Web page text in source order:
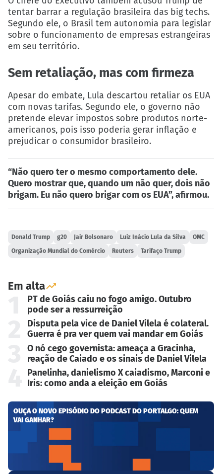
tentar barrar a regulação brasileira das big techs.
Segundo ele, o Brasil tem autonomia para legislar
sobre o funcionamento de empresas estrangeiras
em seu território.
Sem retaliação, mas com firmeza
Apesar do embate, Lula descartou retaliar os EUA
com novas tarifas. Segundo ele, o governo não
pretende elevar impostos sobre produtos norte-
americanos, pois isso poderia gerar inflação e
prejudicar o consumidor brasileiro.
“Não quero ter o mesmo comportamento dele.
Quero mostrar que, quando um não quer, dois não
brigam. Eu não quero brigar com os EUA”, afirmou.
Donald Trump g20 Jair Bolsonaro Luiz Inácio Lula da Silva OMC
Organização Mundial do Comércio Reuters Tarifaço Trump
Em alta
PT de Goiás caiu no fogo amigo. Outubro
pode ser a ressurreição
Disputa pela vice de Daniel Vilela é colateral.
Guerra é pra ver quem vai mandar em Goiás
O nó cego governista: ameaça a Gracinha,
reação de Caiado e os sinais de Daniel Vilela
Panelinha, danielismo X caiadismo, Marconi e
Iris: como anda a eleição em Goiás
OUÇA O NOVO EPISÓDIO DO PODCAST DO PORTALGO: QUEM
VAI GANHAR?